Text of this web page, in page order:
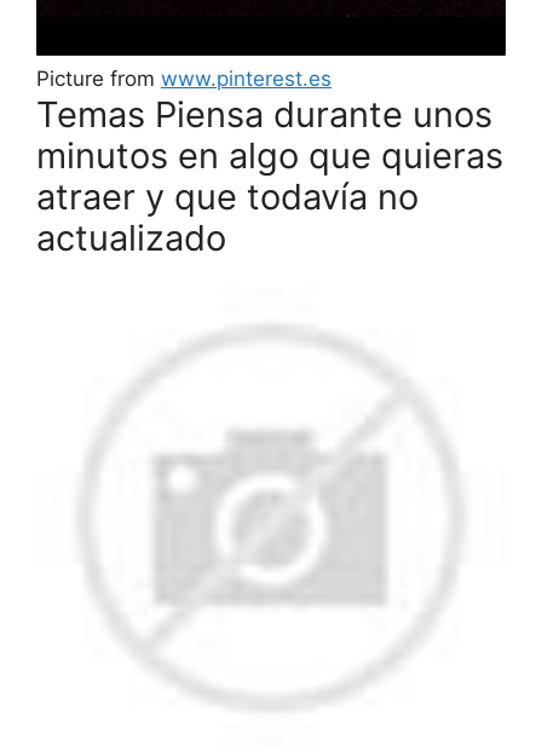
Picture from www.pinterest.es
Temas Piensa durante unos
minutos en algo que quieras
atraer y que todavía no
actualizado